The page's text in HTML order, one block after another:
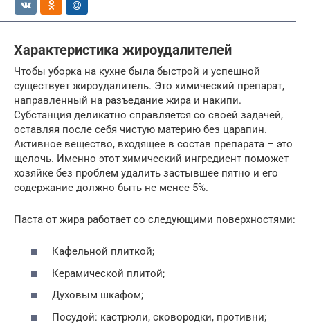
Характеристика жироудалителей
Чтобы уборка на кухне была быстрой и успешной
существует жироудалитель. Это химический препарат,
направленный на разъедание жира и накипи.
Субстанция деликатно справляется со своей задачей,
оставляя после себя чистую материю без царапин.
Активное вещество, входящее в состав препарата – это
щелочь. Именно этот химический ингредиент поможет
хозяйке без проблем удалить застывшее пятно и его
содержание должно быть не менее 5%.
Паста от жира работает со следующими поверхностями:
Кафельной плиткой;
Керамической плитой;
Духовым шкафом;
Посудой: кастрюли, сковородки, противни;